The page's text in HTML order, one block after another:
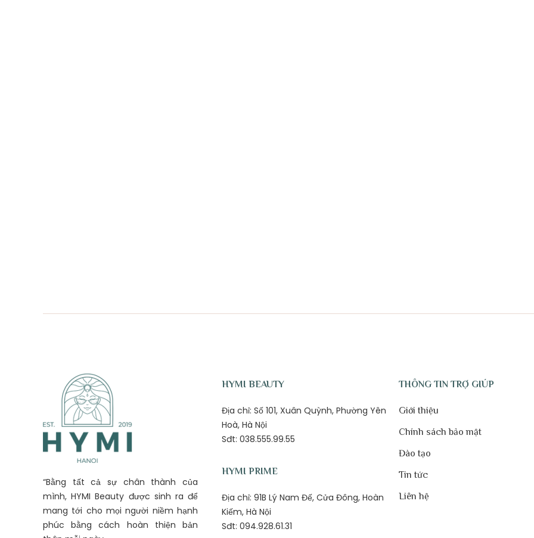
“Bằng tất cả sự chân thành của
mình, HYMI Beauty được sinh ra để
mang tới cho mọi người niềm hạnh
phúc bằng cách hoàn thiện bản
HYMI BEAUTY
Địa chỉ: Số 101, Xuân Quỳnh, Phường Yên
Hoà, Hà Nội
Sđt: 038.555.99.55
HYMI PRIME
Địa chỉ: 91B Lý Nam Đế, Cửa Đông, Hoàn
Kiếm, Hà Nội
Sđt: 094.928.61.31
THÔNG TIN TRỢ GIÚP
Giới thiệu
Chính sách bảo mật
Đào tạo
Tin tức
Liên hệ